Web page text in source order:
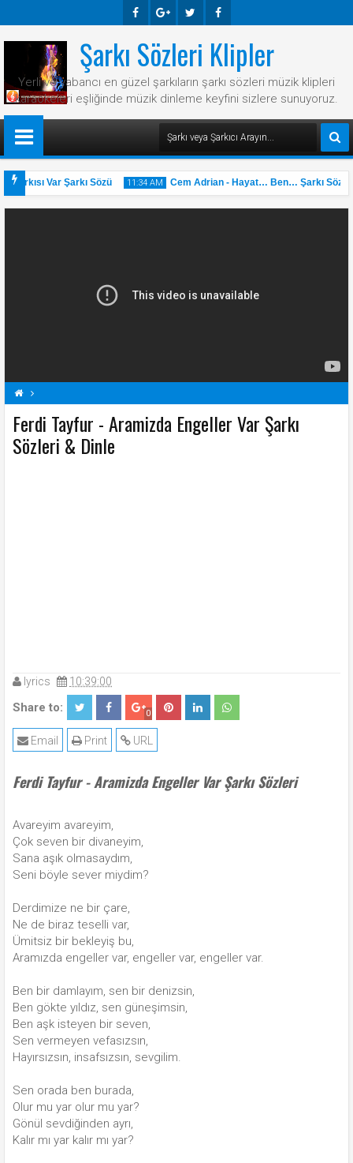
Ook E-
Plus
R Ook
Şarkı Sözleri Klipler
Yerli ve yabancı en güzel şarkıların şarkı sözleri müzik klipleri
karaokeleri eşliğinde müzik dinleme keyfini sizlere sunuyoruz.
Var Şarkı Sözü 11:34 AM
31 May
2025
Cem Adrian - Hayat… Ben… Şarkı Sözü
Aramizda Engeller Var Şarkı Sözleri Ferdi Tayfur Şarkı Sözleri
Ferdi Tayfur - Aramizda Engeller Var Şarkı
Sözleri & Dinle
lyrics 10:39:00
Share to: 0
URL
Print
Email
Ferdi Tayfur - Aramizda Engeller Var Şarkı Sözleri
Avareyim avareyim,
Çok seven bir divaneyim,
Sana aşık olmasaydım,
Seni böyle sever miydim?
Derdimize ne bir çare,
Ne de biraz teselli var,
Ümitsiz bir bekleyiş bu,
Aramızda engeller var, engeller var, engeller var.
Ben bir damlayım, sen bir denizsin,
Ben gökte yıldız, sen güneşimsin,
Ben aşk isteyen bir seven,
Sen vermeyen vefasızsın,
Hayırsızsın, insafsızsın, sevgilim.
Sen orada ben burada,
Olur mu yar olur mu yar?
Gönül sevdiğinden ayrı,
Kalır mı yar kalır mı yar?